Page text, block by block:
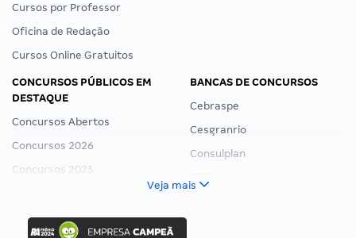
Cursos por Professor
Oficina de Redação
Cursos Online Gratuitos
CONCURSOS PÚBLICOS EM
DESTAQUE
Concursos Abertos
Concursos 2026
Concursos 2025
Concurso Nacional Unificado
Concurso Ibama
BANCAS DE CONCURSOS
Cebraspe
Cesgranrio
Consulplan
Veja mais